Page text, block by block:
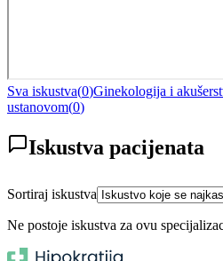
Sva iskustva(0)Ginekologija i
ustanovom(0)
Iskustva pacijenata
Sortiraj iskustva
Ne postoje iskustva za ovu